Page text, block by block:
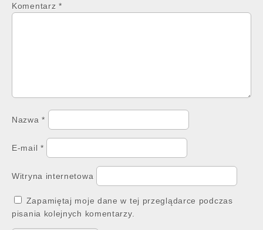
Komentarz *
Nazwa*
E-mail *
Witryna internetowa
Zapamiętaj moje dane w tej przeglądarce podczas
pisania kolejnych komentarzy.